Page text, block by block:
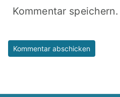
Kommentar speichern.